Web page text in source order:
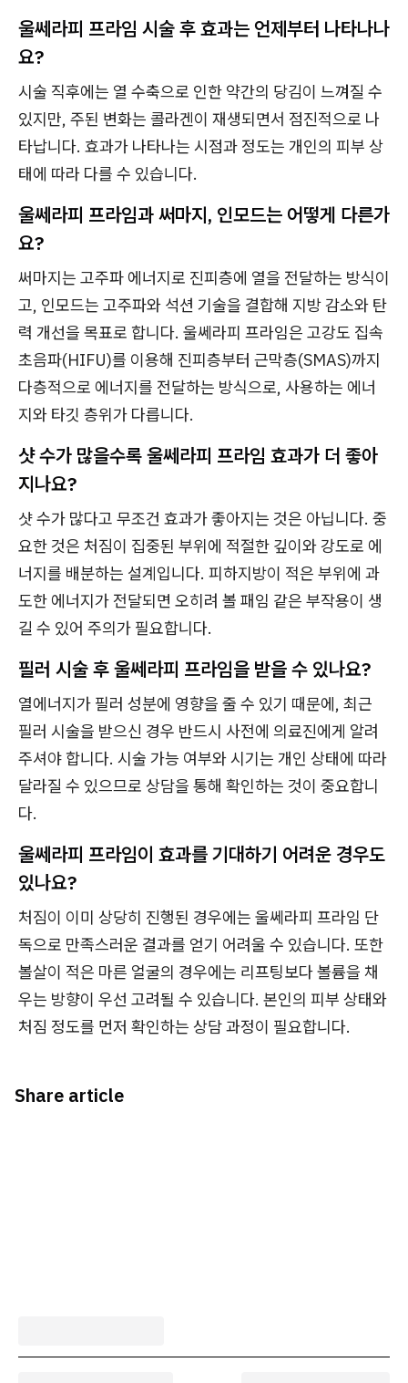
울쎄라피 프라임 시술 후 효과는 언제부터 나타나나
요?
시술 직후에는 열 수축으로 인한 약간의 당김이 느껴질 수
있지만, 주된 변화는 콜라겐이 재생되면서 점진적으로 나
타납니다. 효과가 나타나는 시점과 정도는 개인의 피부 상
태에 따라 다를 수 있습니다.
울쎄라피 프라임과 써마지, 인모드는 어떻게 다른가
요?
써마지는 고주파 에너지로 진피층에 열을 전달하는 방식이
고, 인모드는 고주파와 석션 기술을 결합해 지방 감소와 탄
력 개선을 목표로 합니다. 울쎄라피 프라임은 고강도 집속
초음파(HIFU)를 이용해 진피층부터 근막층(SMAS)까지
다층적으로 에너지를 전달하는 방식으로, 사용하는 에너
지와 타깃 층위가 다릅니다.
샷 수가 많을수록 울쎄라피 프라임 효과가 더 좋아
지나요?
샷 수가 많다고 무조건 효과가 좋아지는 것은 아닙니다. 중
요한 것은 처짐이 집중된 부위에 적절한 깊이와 강도로 에
너지를 배분하는 설계입니다. 피하지방이 적은 부위에 과
도한 에너지가 전달되면 오히려 볼 패임 같은 부작용이 생
길 수 있어 주의가 필요합니다.
필러 시술 후 울쎄라피 프라임을 받을 수 있나요?
열에너지가 필러 성분에 영향을 줄 수 있기 때문에, 최근
필러 시술을 받으신 경우 반드시 사전에 의료진에게 알려
주셔야 합니다. 시술 가능 여부와 시기는 개인 상태에 따라
달라질 수 있으므로 상담을 통해 확인하는 것이 중요합니
다.
울쎄라피 프라임이 효과를 기대하기 어려운 경우도
있나요?
처짐이 이미 상당히 진행된 경우에는 울쎄라피 프라임 단
독으로 만족스러운 결과를 얻기 어려울 수 있습니다. 또한
볼살이 적은 마른 얼굴의 경우에는 리프팅보다 볼륨을 채
우는 방향이 우선 고려될 수 있습니다. 본인의 피부 상태와
처짐 정도를 먼저 확인하는 상담 과정이 필요합니다.
Share article